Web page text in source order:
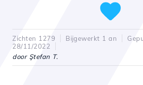
Zichten 1279 Bijgewerkt 1 an
28/11/2022
door Ştefan T.